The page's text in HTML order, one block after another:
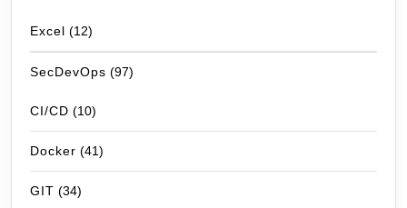
Excel (12)
SecDevOps (97)
CI/CD (10)
Docker (41)
GIT (34)